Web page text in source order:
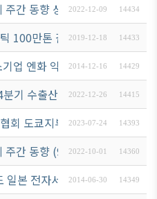
주간 동향 상세(11.28-12.4)
2022-12-09 14434
100만톤 갈 곳 잃어 -중국의
2019-12-18 14433
업 엔화 약세로 곤경
2014-12-16 14429
기 수출산업경기전망조사
2022-12-26 14415
회 도쿄지부 뉴스레터(7월 4호)
2023-07-24 14393
주간 동향 (9.26-10.9)
2022-10-01 14360
일본 전자서적 시장규모 최초로
2014-06-30 14349